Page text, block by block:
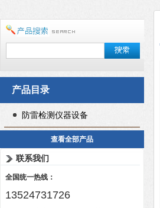
产品目录
防雷检测仪器设备
查看全部产品
联系我们
全国统一热线：
13524731726